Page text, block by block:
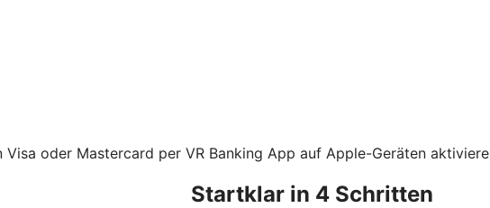
oder Mastercard per VR Banking App auf Apple-Geräten
Startklar in 4 Schritten